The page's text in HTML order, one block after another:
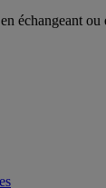
échangeant